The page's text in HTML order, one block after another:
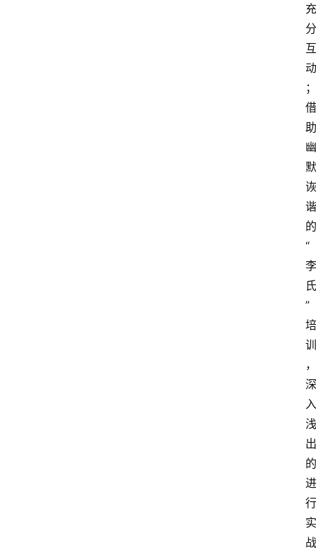
充
分
互
动
；
借
助
幽
默
诙
谐
的
“
李
氏
”
培
训
，
深
入
浅
出
的
进
行
实
战